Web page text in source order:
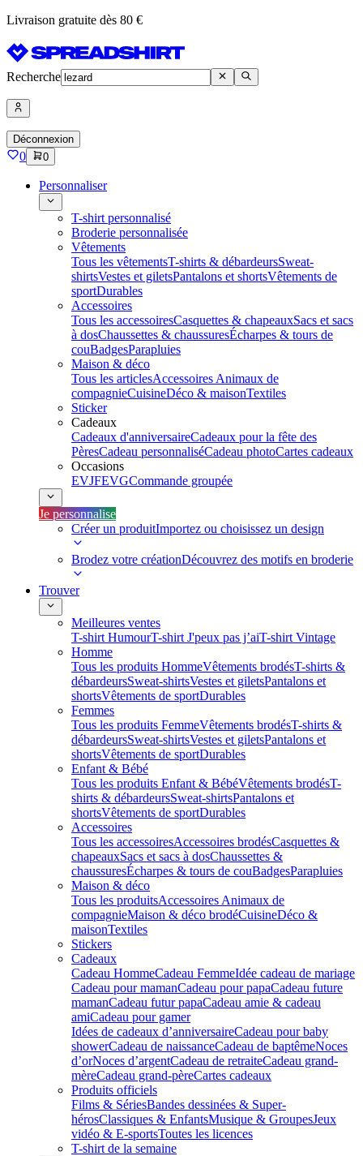
Livraison gratuite dès 80 €
Recherche
Déconnexion
0 0
Personnaliser
T-shirt personnalisé
Broderie personnalisée
Vêtements
Tous les vêtementsT-shirts & débardeursSweat-
shirtsVestes et giletsPantalons et shortsVêtements de
sportDurables
Accessoires
Tous les accessoiresCasquettes & chapeauxSacs et sacs
à dosChaussettes & chaussuresÉcharpes & tours de
couBadgesParapluies
Maison & déco
Tous les articlesAccessoires Animaux de
compagnieCuisineDéco & maisonTextiles
Sticker
Cadeaux
Cadeaux d'anniversaireCadeaux pour la fête des
PèresCadeau personnaliséCadeau photoCartes cadeaux
Occasions
EVJFEVGCommande groupée
Je personnalise
Créer un produitImportez ou choisissez un design
Brodez votre créationDécouvrez des motifs en broderie
Trouver
Meilleures ventes
T-shirt HumourT-shirt J'peux pas j’aiT-shirt Vintage
Homme
Tous les produits HommeVêtements brodésT-shirts &
débardeursSweat-shirtsVestes et giletsPantalons et
shortsVêtements de sportDurables
Femmes
Tous les produits FemmeVêtements brodésT-shirts &
débardeursSweat-shirtsVestes et giletsPantalons et
shortsVêtements de sportDurables
Enfant & Bébé
Tous les produits Enfant & BébéVêtements brodésT-
shirts & débardeursSweat-shirtsPantalons et
shortsVêtements de sportDurables
Accessoires
Tous les accessoiresAccessoires brodésCasquettes &
chapeauxSacs et sacs à dosChaussettes &
chaussuresÉcharpes & tours de couBadgesParapluies
Maison & déco
Tous les produitsAccessoires Animaux de
compagnieMaison & déco brodéCuisineDéco &
maisonTextiles
Stickers
Cadeaux
Cadeau HommeCadeau FemmeIdée cadeau de mariage​
Cadeau pour mamanCadeau pour papaCadeau future
mamanCadeau futur papaCadeau amie & cadeau
amiCadeau pour gamer
Idées de cadeaux d’anniversaireCadeau pour baby
showerCadeau de naissanceCadeau de baptêmeNoces
d’orNoces d’argentCadeau de retraiteCadeau grand-
mèreCadeau grand-pèreCartes cadeaux
Produits officiels
Films & SériesBandes dessinées & Super-
hérosClassiques & EnfantsMusique & GroupesJeux
vidéo & E-sportsToutes les licences
T-shirt de la semaine